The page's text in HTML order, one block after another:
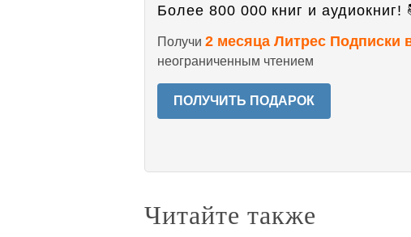
Более 800 000 книг и аудиокниг!
Получи 2 месяца Литрес Подписки
неограниченным чтением
ПОЛУЧИТЬ ПОДАРОК
Читайте также